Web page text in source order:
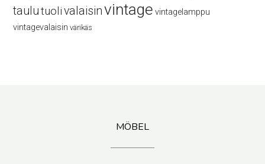
taulutuolivalaisinvintage vintagelamppu
vintagevalaisin värikäs
MÖBEL